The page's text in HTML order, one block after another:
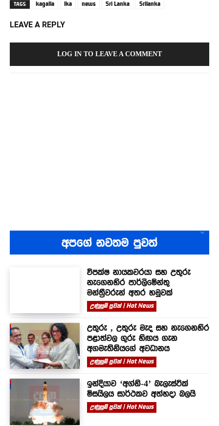
TAGS kagalla lka news Sri Lanka Srilanka
LEAVE A REPLY
LOG IN TO LEAVE A COMMENT
අපගේ නවතම පුවත්
විපක්ෂ නායකවරයා සහ උතුරු
නැගෙනහිර පාර්ලිමේන්තු
මන්ත්‍රීවරුන් අතර හමුවක්
උණුසුම් පුවත් | Hot News
උතුරු , උතුරු මැද සහ නැගෙනහිර
පළාත්වල ගුරු හිඟය ගැන
අගමැතිනියගේ අවධානය
උණුසුම් පුවත් | Hot News
ඉන්දියාව ‘අග්නි-4’ බැලැස්ටික්
මිසයිලය සාර්ථකව අත්හදා බලයි
උණුසුම් පුවත් | Hot News